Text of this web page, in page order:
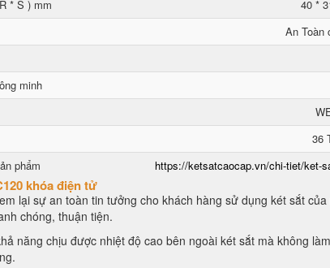
* S ) mm
40 *
An Toàn
minh
36
phẩm
https://ketsatcaocap.vn/chi-tiet/ket-
khóa điện tử
lại sự an toàn tin tưởng cho khách hàng sử dụng két sắt
chóng, thuận tiện.
năng chịu được nhiệt độ cao bên ngoài két sắt mà không